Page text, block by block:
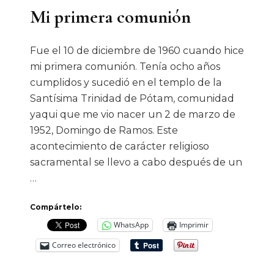
Mi primera comunión
Fue el 10 de diciembre de 1960 cuando hice
mi primera comunión. Tenía ocho años
cumplidos y sucedió en el templo de la
Santísima Trinidad de Pótam, comunidad
yaqui que me vio nacer un 2 de marzo de
1952, Domingo de Ramos. Este
acontecimiento de carácter religioso
sacramental se llevo a cabo después de un
…
Compártelo:
WhatsApp
Imprimir
Correo electrónico